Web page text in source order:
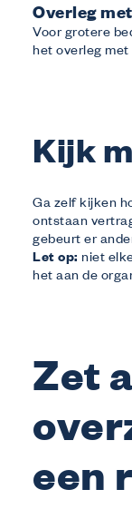
Overleg
Voor grotere
het overleg
Kijk
Ga zelf kijken
ontstaan
gebeurt er
Let op: niet
het aan de
Zet
een